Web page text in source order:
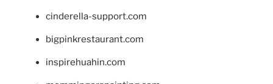
cinderella-support.com
bigpinkrestaurant.com
inspirehuahin.com